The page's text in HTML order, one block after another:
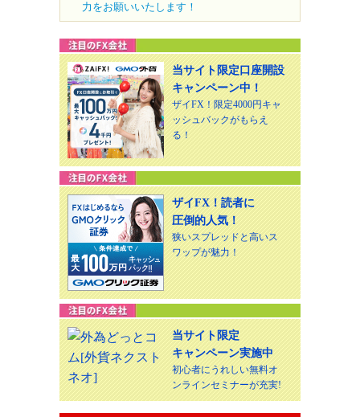
力をお願いいたします！
当サイト限定口座開設
キャンペーン中！
ザイFX！限定4000円キャ
ッシュバックがもらえ
る！
ザイFX！読者に
圧倒的人気！
狭いスプレッドと高いス
ワップが魅力！
当サイト限定
キャンペーン実施中
初心者にうれしい無料オ
ンラインセミナーが充実!